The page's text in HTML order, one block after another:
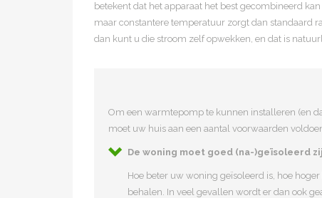
betekent dat het apparaat het best gecombineerd
maar constantere temperatuur zorgt dan standaard
dan kunt u die stroom zelf opwekken, en dat is
Om een warmtepomp te kunnen installeren (en
moet uw huis aan een aantal voorwaarden
De woning moet goed (na-)geïsoleerd
Hoe beter uw woning geïsoleerd is, hoe
behalen. In veel gevallen wordt er dan ook